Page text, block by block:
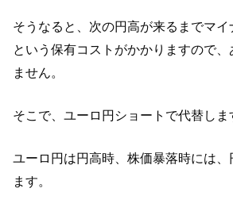
そうなると、次の円高が来るまでマイ
という保有コストがかかりますので、
ません。
そこで、ユーロ円ショートで代替しま
ユーロ円は円高時、株価暴落時には、
ます。